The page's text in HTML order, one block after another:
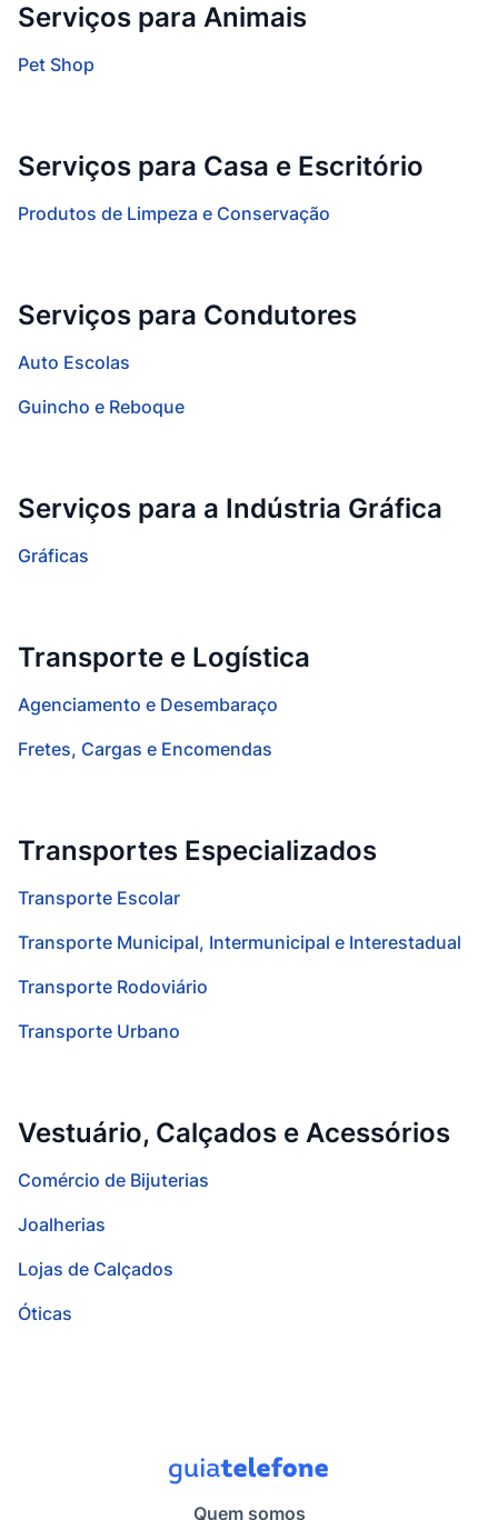
Serviços para Animais
Pet Shop
Serviços para Casa e Escritório
Produtos de Limpeza e Conservação
Serviços para Condutores
Auto Escolas
Guincho e Reboque
Serviços para a Indústria Gráfica
Gráficas
Transporte e Logística
Agenciamento e Desembaraço
Fretes, Cargas e Encomendas
Transportes Especializados
Transporte Escolar
Transporte Municipal, Intermunicipal e Interestadual
Transporte Rodoviário
Transporte Urbano
Vestuário, Calçados e Acessórios
Comércio de Bijuterias
Joalherias
Lojas de Calçados
Óticas
Quem somos